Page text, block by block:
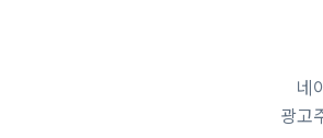
네
광고